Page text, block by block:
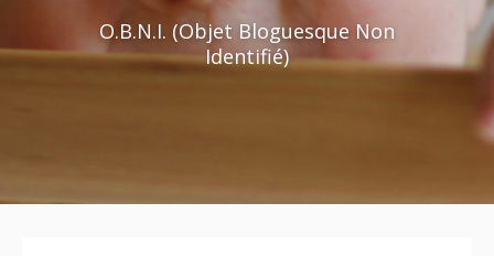
O.B.N.I. (Objet Bloguesque Non
Identifié)